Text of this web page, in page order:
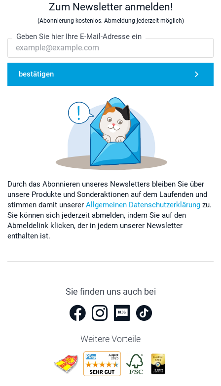
Zum Newsletter anmelden!
(Abonnierung kostenlos. Abmeldung jederzeit möglich)
Geben Sie hier Ihre E-Mail-Adresse ein
bestätigen
Durch das Abonnieren unseres Newsletters bleiben Sie über
unsere Produkte und Sonderaktionen auf dem Laufenden und
stimmen damit unserer Allgemeinen Datenschutzerklärung zu.
Sie können sich jederzeit abmelden, indem Sie auf den
Abmeldelink klicken, der in jedem unserer Newsletter
enthalten ist.
Sie finden uns auch bei
Weitere Vorteile